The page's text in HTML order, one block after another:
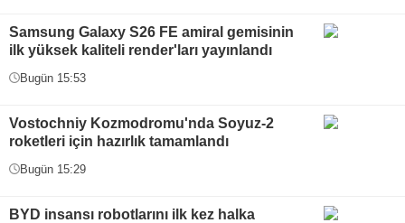
Samsung Galaxy S26 FE amiral gemisinin
ilk yüksek kaliteli render'ları yayınlandı
Bugün 15:53
Vostochniy Kozmodromu'nda Soyuz-2
roketleri için hazırlık tamamlandı
Bugün 15:29
BYD insansı robotlarını ilk kez halka